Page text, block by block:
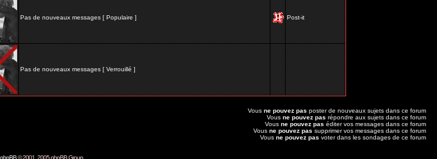
Pas de nouveaux messages [ Populaire ] Post-it
Pas de nouveaux messages [ Verrouillé ]
Vous ne pouvez pas poster de nouveaux sujets dans ce forum
Vous ne pouvez pas répondre aux sujets dans ce forum
Vous ne pouvez pas éditer vos messages dans ce forum
Vous ne pouvez pas supprimer vos messages dans ce forum
Vous ne pouvez pas voter dans les sondages de ce forum
phpBB© 2001, 2005 phpBB Group